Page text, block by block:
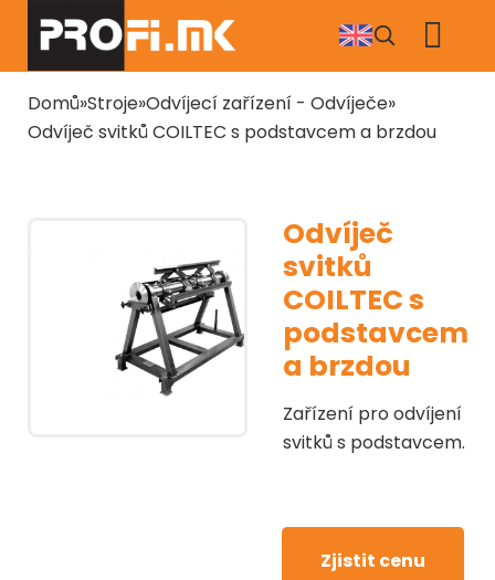
Přejít
hlavnímu
obsahu
Drobečková
navigace
Domů Stroje Odvíjecí zařízení - Odvíječe
Odvíječ svitků COILTEC s podstavcem a brzdou
Odvíječ
svitků
COILTEC s
podstavcem
a brzdou
Zařízení pro odvíjení
svitků s podstavcem.
Zjistit cenu